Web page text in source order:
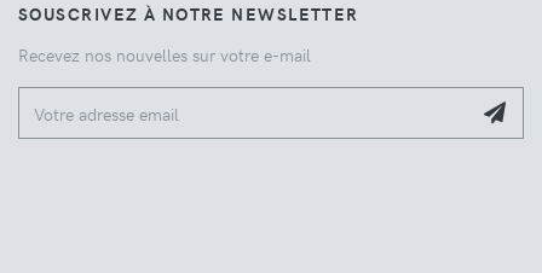
SOUSCRIVEZ À NOTRE NEWSLETTER
Recevez nos nouvelles sur votre e-mail